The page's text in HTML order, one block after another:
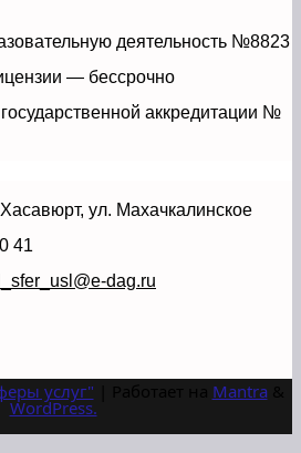
деятельность №8823
— бессрочно
аккредитации №
ул. Махачкалинское
41
dag.ru
услуг" Mantra&
WordPress.